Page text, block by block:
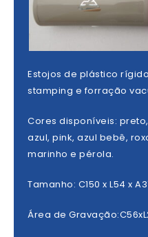
Estojos de plástico
stamping e forração
Cores disponíveis:
azul, pink, azul bebê,
marinho e pérola.
Tamanho: C150 x L54 x
Área de